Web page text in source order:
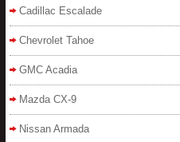
Cadillac Escalade
Chevrolet Tahoe
GMC Acadia
Mazda CX-9
Nissan Armada